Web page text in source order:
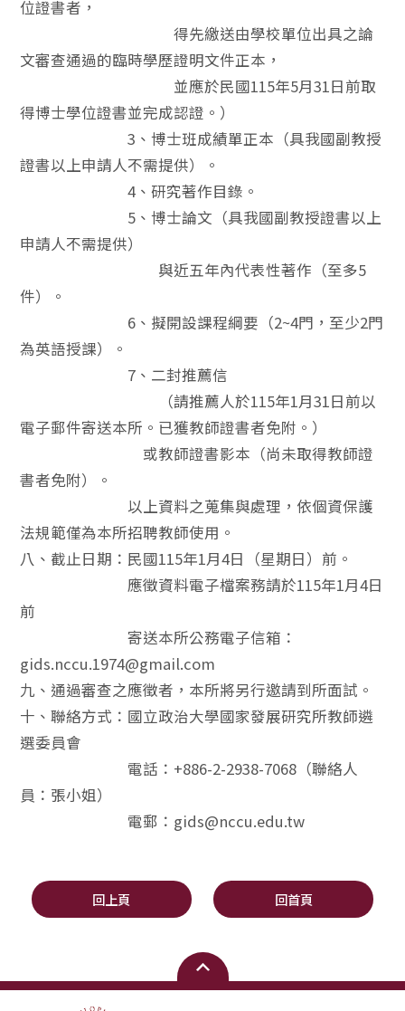
位證書者，
得先繳送由學校單位出具之論
文審查通過的臨時學歷證明文件正本，
並應於民國115年5月31日前取
得博士學位證書並完成認證。）
3、博士班成績單正本（具我國副教授
證書以上申請人不需提供）。
4、研究著作目錄。
5、博士論文（具我國副教授證書以上
申請人不需提供）
與近五年內代表性著作（至多5
件）。
6、擬開設課程綱要（2~4門，至少2門
為英語授課）。
7、二封推薦信
（請推薦人於115年1月31日前以
電子郵件寄送本所。已獲教師證書者免附。）
或教師證書影本（尚未取得教師證
書者免附）。
以上資料之蒐集與處理，依個資保護
法規範僅為本所招聘教師使用。
八、截止日期：民國115年1月4日（星期日）前。
應徵資料電子檔案務請於115年1月4日
前
寄送本所公務電子信箱：
gids.nccu.1974@gmail.com
九、通過審查之應徵者，本所將另行邀請到所面試。
十、聯絡方式：國立政治大學國家發展研究所教師遴
選委員會
電話：+886-2-2938-7068（聯絡人
員：張小姐）
電郵：gids@nccu.edu.tw
回上頁 回首頁